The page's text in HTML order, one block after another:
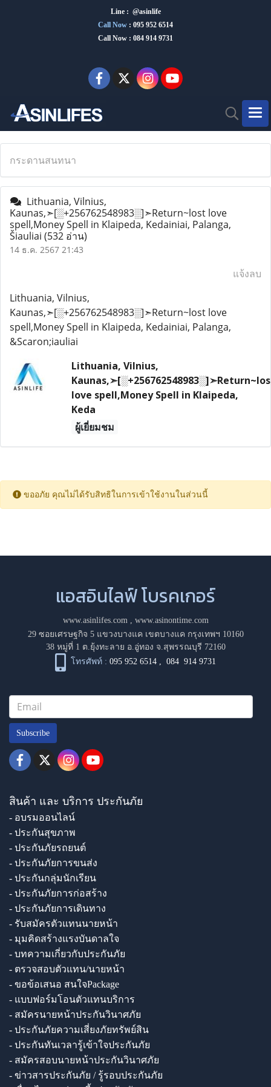
Line : @asinlife
Call Now : 095 952 6514
Call Now : 084 914 9731
กระดานสนทนา
Lithuania, Vilnius,
Kaunas,➣[░+256762548983░]➣Return~lost love
spell,Money Spell in Klaipeda, Kedainiai, Palanga,
Šiauliai (532 อ่าน)
14 ธ.ค. 2567 21:43
แจ้งลบ
Lithuania, Vilnius,
Kaunas,➣[░+256762548983░]➣Return~lost love
spell,Money Spell in Klaipeda, Kedainiai, Palanga,
&Scaron;iauliai
Lithuania, Vilnius,
love spell,Money Spell in Klaipeda,
Keda
ผู้เยี่ยมชม
ขออภัย คุณไม่ได้รับสิทธิในการเข้าใช้งานในส่วนนี้
แอสอินไลฟ์ โบรคเกอร์
www.asinlifes.com, www.asinontime.com
29 ซอยเศรษฐกิจ 5 แขวงบางแค เขตบางแค กรุงเทพฯ 10160
38 หมู่ที่ 1 ต.ยุ้งทะลาย อ.อู่ทอง จ.สุพรรณบุรี 72160
โทรศัพท์ : 095 952 6514 ,084 914 9731
Subscribe
สินค้า และ บริการ ประกันภัย
- อบรมออนไลน์
- ประกันสุขภาพ
- ประกันภัยรถยนต์
- ประกันภัยการขนส่ง
- ประกันกลุ่มนักเรียน
- ประกันภัยการก่อสร้าง
- ประกันภัยการเดินทาง
- รับสมัครตัวแทนนายหน้า
- มุมคิดสร้างแรงบันดาลใจ
- บทความเกี่ยวกับประกันภัย
- ตรวจสอบตัวแทน/นายหน้า
- ขอข้อเสนอ สนใจPackage
- แบบฟอร์มโอนตัวแทนบริการ
- สมัครนายหน้าประกันวินาศภัย
- ประกันภัยความเสี่ยงภัยทรัพย์สิน
- ประกันทันเวลารู้เข้าใจประกันภัย
- สมัครสอบนายหน้าประกันวินาศภัย
- ข่าวสารประกันภัย / รู้รอบประกันภัย